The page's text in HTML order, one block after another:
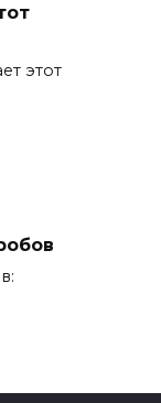
этот